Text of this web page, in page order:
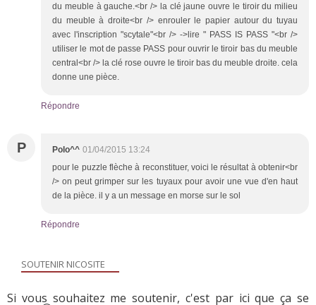
du meuble à gauche.<br /> la clé jaune ouvre le tiroir du milieu
du meuble à droite<br /> enrouler le papier autour du tuyau
avec l'inscription "scytale"<br /> ->lire " PASS IS PASS "<br />
utiliser le mot de passe PASS pour ouvrir le tiroir bas du meuble
central<br /> la clé rose ouvre le tiroir bas du meuble droite. cela
donne une pièce.
Répondre
P Polo^^ 01/04/2015 13:24
pour le puzzle flèche à reconstituer, voici le résultat à obtenir<br
/> on peut grimper sur les tuyaux pour avoir une vue d'en haut
de la pièce. il y a un message en morse sur le sol
Répondre
SOUTENIR NICOSITE
Si vous souhaitez me soutenir, c'est par ici que ça se